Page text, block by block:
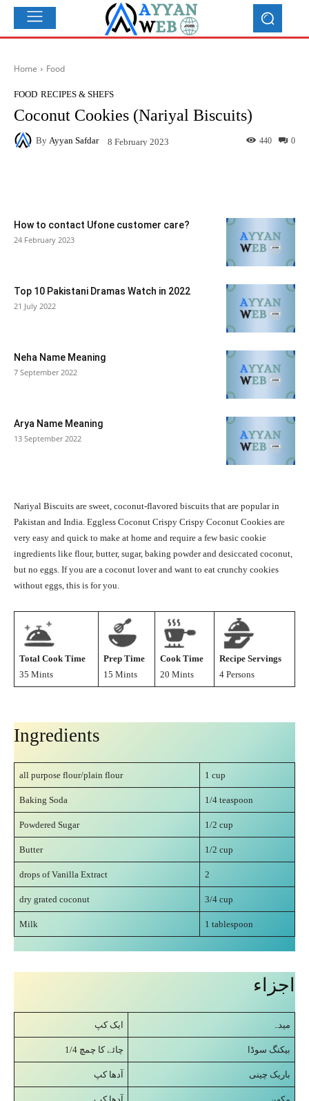
Home Food
FOOD RECIPES & SHEFS
Coconut Cookies (Nariyal Biscuits)
By Ayyan Safdar 8 February 2023 0
440
How to contact Ufone customer care?
24 February 2023
Top 10 Pakistani Dramas Watch in 2022
21 July 2022
Neha Name Meaning
7 September 2022
Arya Name Meaning
13 September 2022
Nariyal Biscuits are sweet, coconut-flavored biscuits that are popular in
Pakistan and India. Eggless Coconut Crispy Crispy Coconut Cookies are
very easy and quick to make at home and require a few basic cookie
ingredients like flour, butter, sugar, baking powder and desiccated coconut,
but no eggs. If you are a coconut lover and want to eat crunchy cookies
without eggs, this is for you.
Total Cook Time
35 Mints
Prep Time
15 Mints
Cook Time
20 Mints
Recipe Servings
4 Persons
Ingredients
all purpose flour/plain flour 1 cup
Baking Soda 1/4 teaspoon
Powdered Sugar 1/2 cup
Butter 1/2 cup
drops of Vanilla Extract 2
dry grated coconut 3/4 cup
Milk 1 tablespoon
اجزاء
ایک کپ میدہ
1/4 چائے کا چمچ بیکنگ سوڈا
آدھا کپ باریک چینی